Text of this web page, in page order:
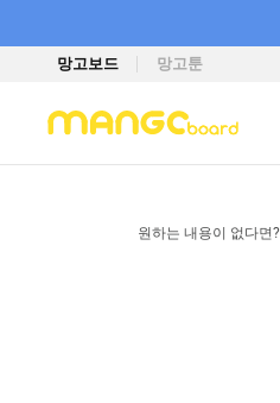
망고보드 망고툰
원하는 내용이 없다면?